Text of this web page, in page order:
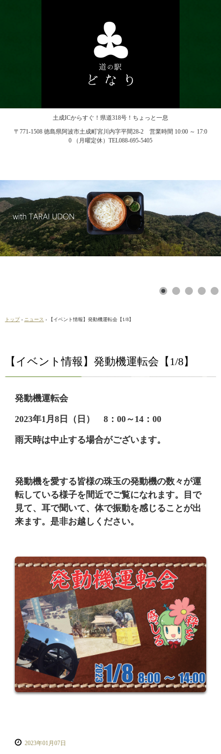
土成ICからすぐ！県道318号！ちょっと一息
〒771-1508 徳島県阿波市土成町宮川内字平間28-2 営業時間 10:00 ～ 17:0
0 （月曜定休）TEL088-695-5405
トップ › ニュース › 【イベント情報】発動機運転会【1/8】
【イベント情報】発動機運転会【1/8】
発動機運転会
2023年1月8日（日） 8：00～14：00
雨天時は中止する場合がございます。
発動機を愛する皆様の珠玉の発動機の数々が運
転している様子を間近でご覧になれます。目で
見て、耳で聞いて、体で振動を感じることが出
来ます。是非お越しください。
2023年01月07日